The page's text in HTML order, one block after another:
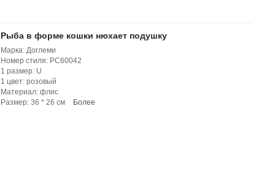
Рыба в форме кошки нюхает подушку
Марка: Доглеми
Номер стиля: PC60042
1 размер: U
1 цвет: розовый
Материал: флис
Размер: 36 * 26 см
Более